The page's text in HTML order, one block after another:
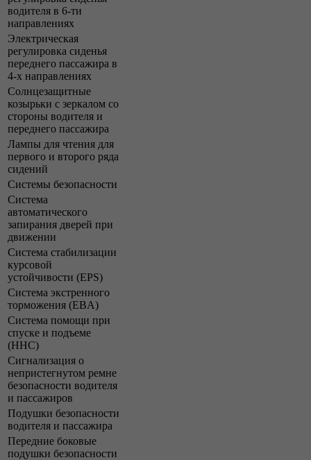
водителя в 6-ти
направлениях
Электрическая
регулировка сиденья
переднего пассажира в
4-х направлениях
Солнцезащитные
козырьки с зеркалом со
стороны водителя и
переднего пассажира
Лампы для чтения для
первого и второго ряда
сидений
Системы безопасности
Система
автоматического
запирания дверей при
движении
Система стабилизации
курсовой
устойчивости (EPS)
Система экстренного
торможения (EBA)
Система помощи при
спуске и подъеме
(HHC)
Сигнализация о
непристегнутом ремне
безопасности водителя
и пассажиров
Подушки безопасности
водителя и пассажира
Передние боковые
подушки безопасности